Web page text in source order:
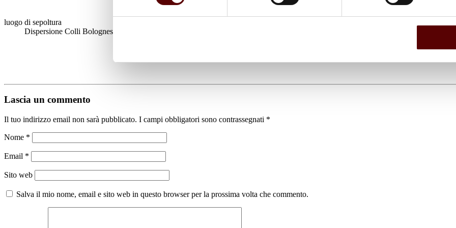
luogo di sepoltura
Dispersione Colli Bolognesi
Lascia un commento
Il tuo indirizzo email non sarà pubblicato. I campi obbligatori sono contrassegnati *
Nome *
Email *
Sito web
Salva il mio nome, email e sito web in questo browser per la prossima volta che commento.